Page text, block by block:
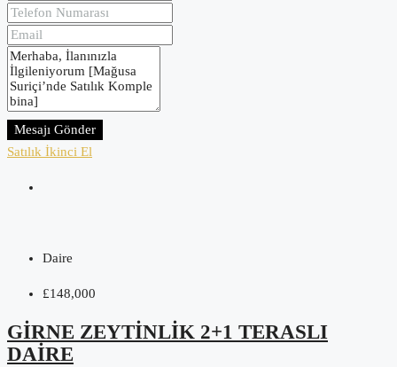
Mesajı Gönder
Satılık İkinci El
Daire
£148,000
GIRNE ZEYTINLIK 2+1 TERASLI
DAIRE